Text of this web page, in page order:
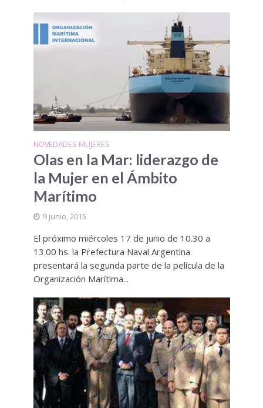
NOVEDADES MUJERES
Olas en la Mar: liderazgo de
la Mujer en el Ámbito
Marítimo
9 junio, 2015
El próximo miércoles 17 de junio de 10.30 a
13.00 hs. la Prefectura Naval Argentina
presentará la segunda parte de la película de la
Organización Marítima...